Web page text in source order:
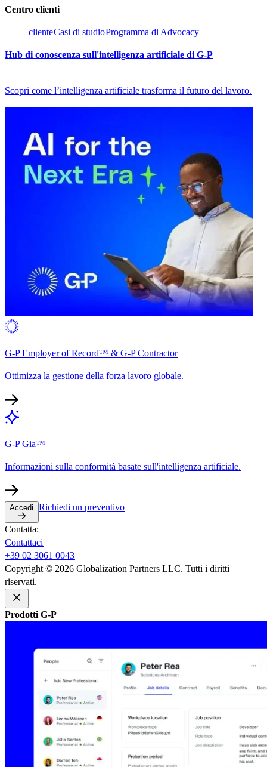
Centro clienti​​
cliente​​Casi di studio​​Programma di Advocacy​​
Hub di conoscenza sull'intelligenza artificiale di G-P​​
Scopri come l’intelligenza artificiale trasforma il futuro del lavoro.​​
G-P Employer of Record™ & G-P Contractor​​
Ottimizza la gestione della forza lavoro globale.​​
G-P Gia™​​
Informazioni sulla conformità basate sull'intelligenza artificiale.​​
Accedi​​ Richiedi un preventivo​​
Contatta:​​
Contattaci​​
+39 02 3061 0043​​
Copyright © 2026 Globalization Partners LLC. Tutti i diritti
riservati.​​
Prodotti G-P​​